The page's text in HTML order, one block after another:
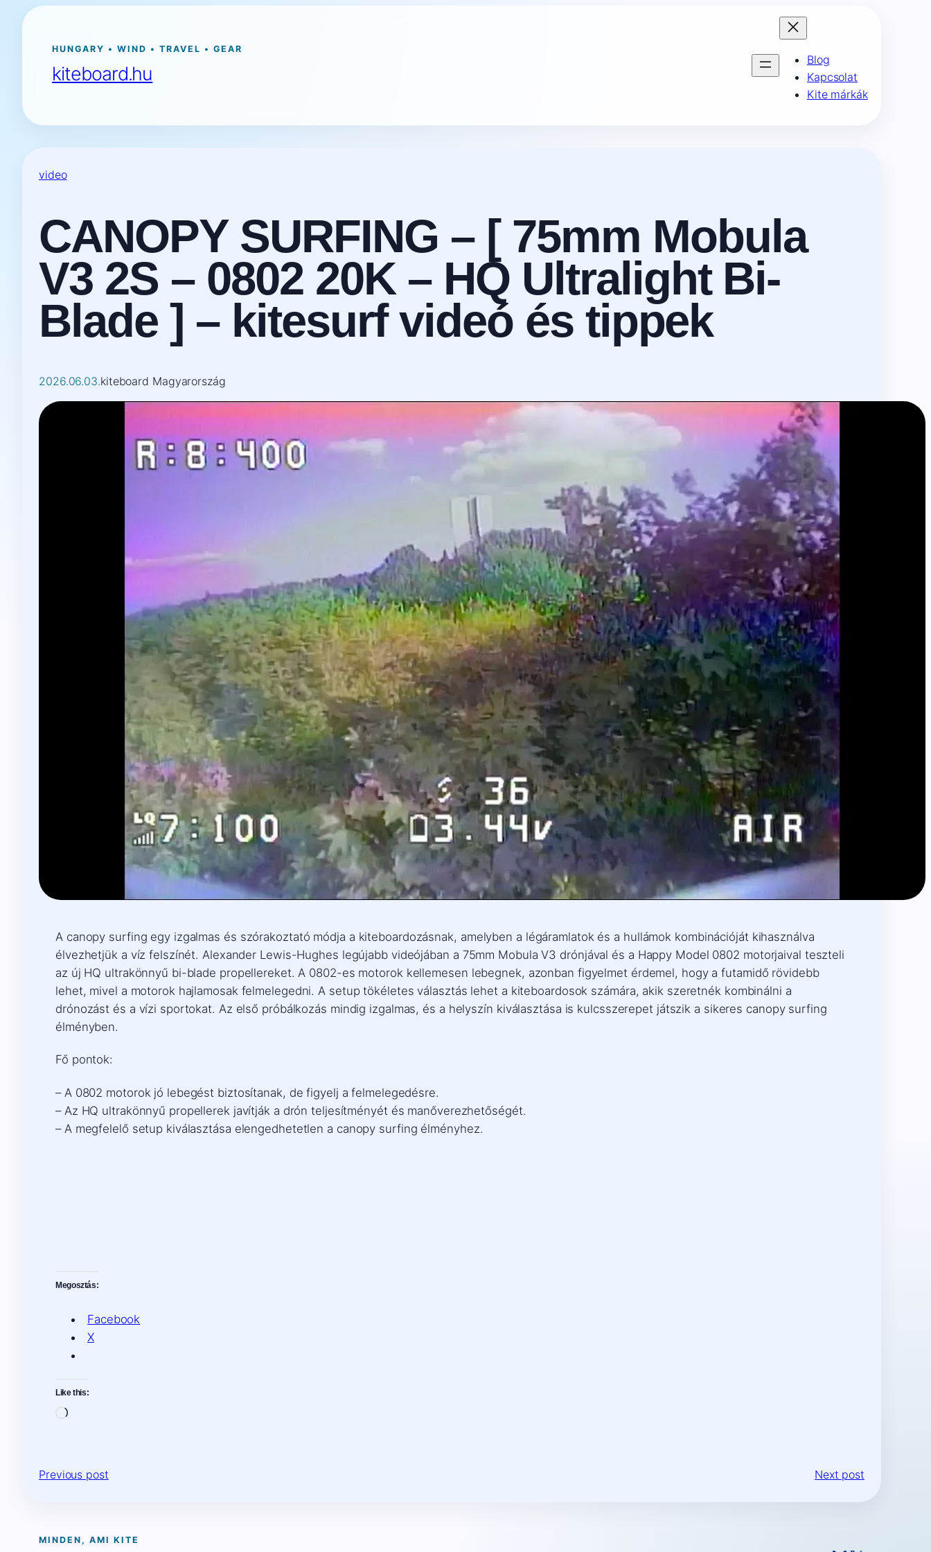
Ugrás
tartalomhozHUNGARY • WIND • TRAVEL • GEAR
kiteboard.hu
Blog
Kapcsolat
Kite márkák
video
CANOPY SURFING – [ 75mm Mobula
V3 2S – 0802 20K – HQ Ultralight Bi-
Blade ] – kitesurf videó és tippek
2026.06.03.kiteboard Magyarország
A canopy surfing egy izgalmas és szórakoztató módja a kiteboardozásnak, amelyben a légáramlatok és a hullámok kombinációját kihasználva
élvezhetjük a víz felszínét. Alexander Lewis-Hughes legújabb videójában a 75mm Mobula V3 drónjával és a Happy Model 0802 motorjaival teszteli
az új HQ ultrakönnyű bi-blade propellereket. A 0802-es motorok kellemesen lebegnek, azonban figyelmet érdemel, hogy a futamidő rövidebb
lehet, mivel a motorok hajlamosak felmelegedni. A setup tökéletes választás lehet a kiteboardosok számára, akik szeretnék kombinálni a
drónozást és a vízi sportokat. Az első próbálkozás mindig izgalmas, és a helyszín kiválasztása is kulcsszerepet játszik a sikeres canopy surfing
élményben.
Fő pontok:
– A 0802 motorok jó lebegést biztosítanak, de figyelj a felmelegedésre.
– Az HQ ultrakönnyű propellerek javítják a drón teljesítményét és manőverezhetőségét.
– A megfelelő setup kiválasztása elengedhetetlen a canopy surfing élményhez.
Megosztás:
Facebook
X
Like this:
Loading…
Previous post Next post
MINDEN, AMI KITE